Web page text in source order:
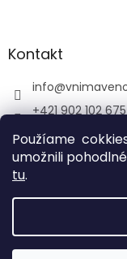
Použíame
umožnili
tu.
Kontakt
info@
+421 902 102 675
Copyright